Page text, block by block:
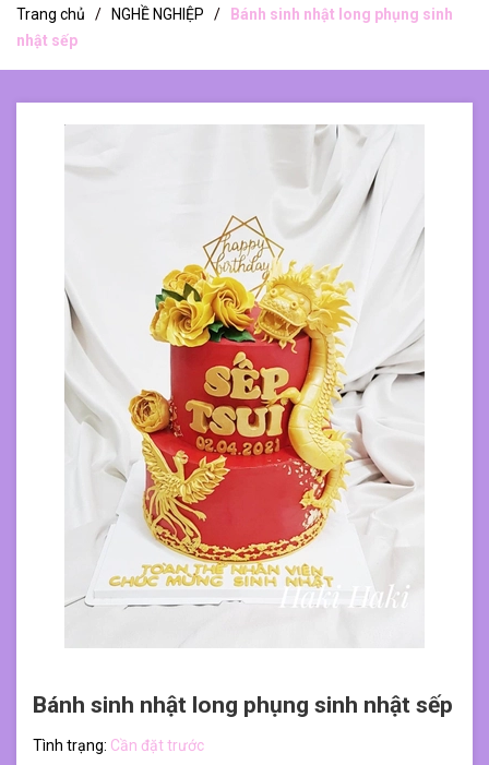
Trang chủ / NGHỀ NGHIỆP /
Bánh sinh nhật long phụng sinh
nhật sếp
Bánh sinh nhật long phụng sinh nhật sếp
Tình trạng: Cần đặt trước